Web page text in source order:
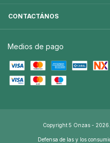
CONTACTÁNOS
Medios de pago
Copyright 5 Onzas - 2026.
Defensa de las y los